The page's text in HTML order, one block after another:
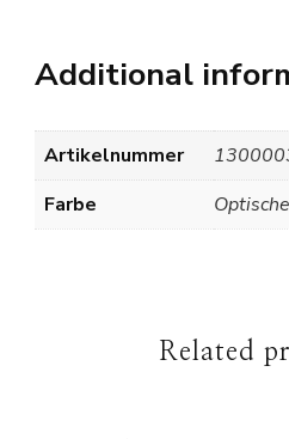
Additional
Artikelnummer
Farbe
Related